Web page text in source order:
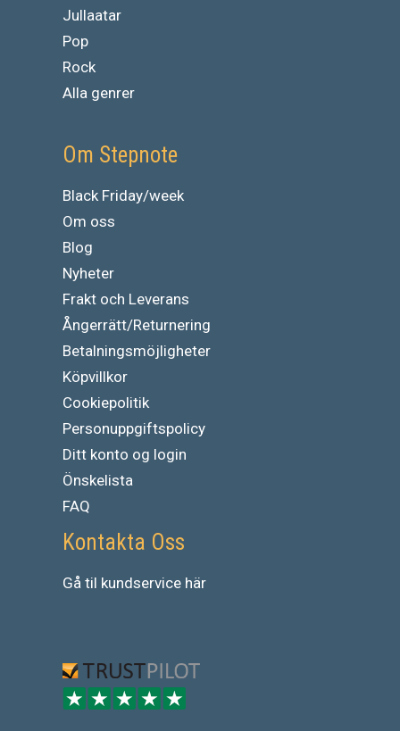
Jullaatar
Pop
Rock
Alla genrer
Om Stepnote
Black Friday/week
Om oss
Blog
Nyheter
Frakt och Leverans
Ångerrätt/Returnering
Betalningsmöjligheter
Köpvillkor
Cookiepolitik
Personuppgiftspolicy
Ditt konto og login
Önskelista
FAQ
Kontakta Oss
Gå til kundservice här